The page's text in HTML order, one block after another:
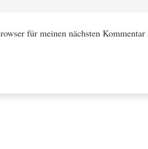
für meinen nächsten Kommentar